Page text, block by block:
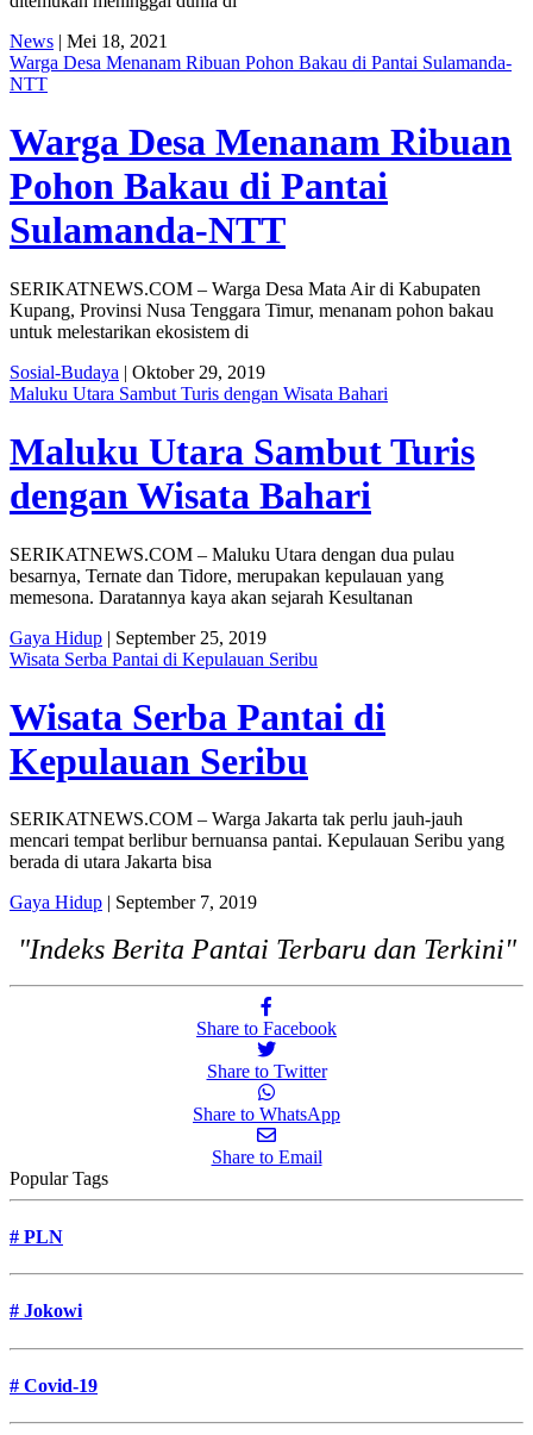
News | Mei 18, 2021
Warga Desa Menanam Ribuan Pohon Bakau di Pantai Sulamanda-
NTT
Warga Desa Menanam Ribuan
Pohon Bakau di Pantai
Sulamanda-NTT
SERIKATNEWS.COM – Warga Desa Mata Air di Kabupaten
Kupang, Provinsi Nusa Tenggara Timur, menanam pohon bakau
untuk melestarikan ekosistem di
Sosial-Budaya | Oktober 29, 2019
Maluku Utara Sambut Turis dengan Wisata Bahari
Maluku Utara Sambut Turis
dengan Wisata Bahari
SERIKATNEWS.COM – Maluku Utara dengan dua pulau
besarnya, Ternate dan Tidore, merupakan kepulauan yang
memesona. Daratannya kaya akan sejarah Kesultanan
Gaya Hidup | September 25, 2019
Wisata Serba Pantai di Kepulauan Seribu
Wisata Serba Pantai di
Kepulauan Seribu
SERIKATNEWS.COM – Warga Jakarta tak perlu jauh-jauh
mencari tempat berlibur bernuansa pantai. Kepulauan Seribu yang
berada di utara Jakarta bisa
Gaya Hidup | September 7, 2019
"Indeks Berita Pantai Terbaru dan Terkini"
Share to Facebook
Share to Twitter
Share to WhatsApp
Share to Email
Popular Tags
# PLN
# Jokowi
# Covid-19